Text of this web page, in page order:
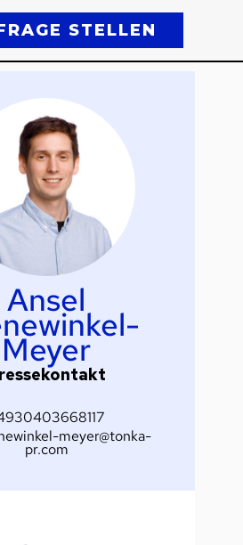
STELLEN
Ansel
Meyer
meyer@tonka-
pr.com